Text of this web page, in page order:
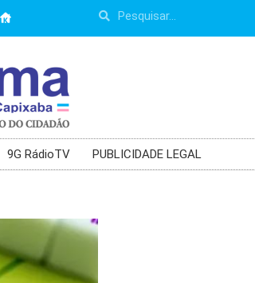
9G RádioTV PUBLICIDADE LEGAL